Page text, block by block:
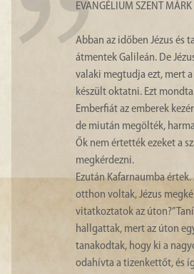
EVANGÉLIUM SZENT
Abban az időben Jézus és
átmentek Galileán. De
valaki megtudja ezt, mert
készült oktatni. Ezt mondta
Emberfiát az emberek
de miután megölték,
Ők nem értették ezeket a
megkérdezni.
Ezután Kafarnaumba
otthon voltak, Jézus
vitatkoztatok az úton?”
hallgattak, mert az úton
tanakodtak, hogy ki a
odahívta a tizenkettőt, és